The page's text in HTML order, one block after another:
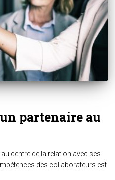
partenaire au
centre de la relation avec ses
des collaborateurs est